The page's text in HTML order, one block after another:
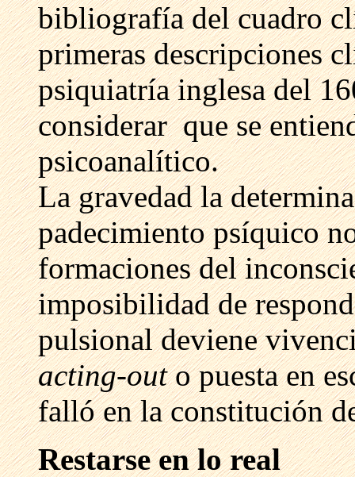
bibliografía del cuadro
primeras descripciones
psiquiatría inglesa del
considerar que se
psicoanalítico.
La gravedad la
padecimiento psíquico
formaciones del
imposibilidad de
pulsional deviene
acting-outo puesta en
falló en la constitución
Restarse en lo real